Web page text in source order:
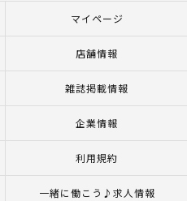
マイページ
店舗情報
雑誌掲載情報
企業情報
利用規約
一緒に働こう♪求人情報